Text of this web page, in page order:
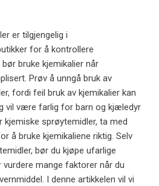
er tilgjengelig i
for å kontrollere
bruke kjemikalier når
Prøv å unngå bruk av
fordi feil bruk av kjemikalier kan
vil være farlig for barn og kjæledyr
kjemiske sprøytemidler, ta med
å bruke kjemikaliene riktig. Selv
bør du kjøpe ufarlige
mange faktorer når du
I denne artikkelen vil vi